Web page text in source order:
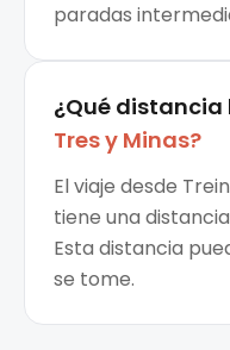
paradas
¿Qué distancia
Tresy Minas?
El viaje desde
tiene una
Esta distancia
se tome.